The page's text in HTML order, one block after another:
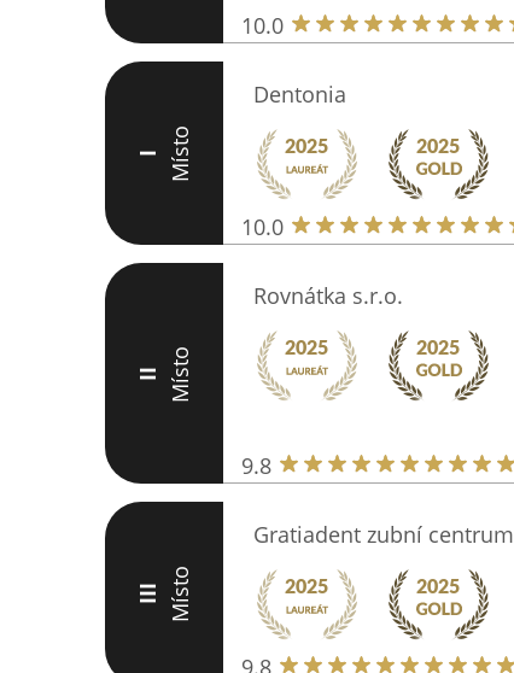
10.0
I Místo
Dentonia
10.0
II Místo
Rovnátka s.r.o.
9.8
III Místo
Gratiadent zubní centrum
9.8